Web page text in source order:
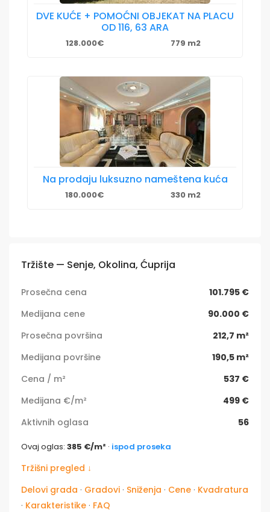
DVE KUĆE + POMOĆNI OBJEKAT NA PLACU
OD 116, 63 ARA
128.000€ 779 m2
Na prodaju luksuzno nameštena kuća
180.000€ 330 m2
Tržište — Senje, Okolina, Ćuprija
Prosečna cena
101.795 €
Medijana cene
90.000 €
Prosečna površina
212,7 m²
Medijana površine
190,5 m²
Cena / m²
537 €
Medijana €/m²
499 €
Aktivnih oglasa
56
Ovaj oglas: 385 €/m² · ispod proseka
Tržišni pregled ↓
Delovi grada · Gradovi · Sniženja · Cene · Kvadratura
· Karakteristike · FAQ